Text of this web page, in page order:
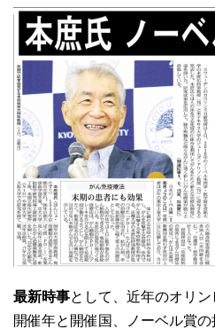
最新時事として、近年のオリ
開催年と開催国、ノーベル賞